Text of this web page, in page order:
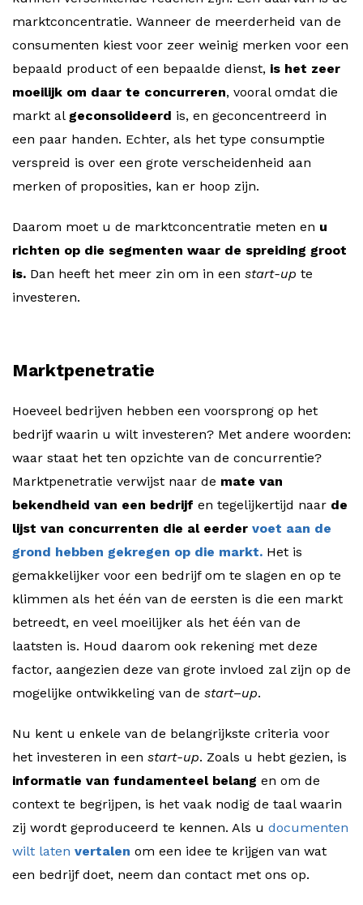
marktconcentratie. Wanneer de meerderheid van de
consumenten kiest voor zeer weinig merken voor een
bepaald product of een bepaalde dienst, is het zeer
moeilijk om daar te concurreren, vooral omdat die
markt al geconsolideerd is, en geconcentreerd in
een paar handen. Echter, als het type consumptie
verspreid is over een grote verscheidenheid aan
merken of proposities, kan er hoop zijn.
Daarom moet u de marktconcentratie meten en u
richten op die segmenten waar de spreiding groot
is. Dan heeft het meer zin om in een start-up te
investeren.
Marktpenetratie
Hoeveel bedrijven hebben een voorsprong op het
bedrijf waarin u wilt investeren? Met andere woorden:
waar staat het ten opzichte van de concurrentie?
Marktpenetratie verwijst naar de mate van
bekendheid van een bedrijf en tegelijkertijd naar de
lijst van concurrenten die al eerder voet aan de
grond hebben gekregen op die markt. Het is
gemakkelijker voor een bedrijf om te slagen en op te
klimmen als het één van de eersten is die een markt
betreedt, en veel moeilijker als het één van de
laatsten is. Houd daarom ook rekening met deze
factor, aangezien deze van grote invloed zal zijn op de
mogelijke ontwikkeling van de start–up.
Nu kent u enkele van de belangrijkste criteria voor
het investeren in een start-up. Zoals u hebt gezien, is
informatie van fundamenteel belang en om de
context te begrijpen, is het vaak nodig de taal waarin
zij wordt geproduceerd te kennen. Als u documenten
wilt laten vertalen om een idee te krijgen van wat
een bedrijf doet, neem dan contact met ons op.